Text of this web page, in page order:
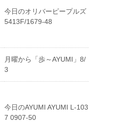
今日のオリバーピープルズ
5413F/1679-48
月曜から「歩～AYUMI」8/
3
今日のAYUMI AYUMI L-103
7 0907-50